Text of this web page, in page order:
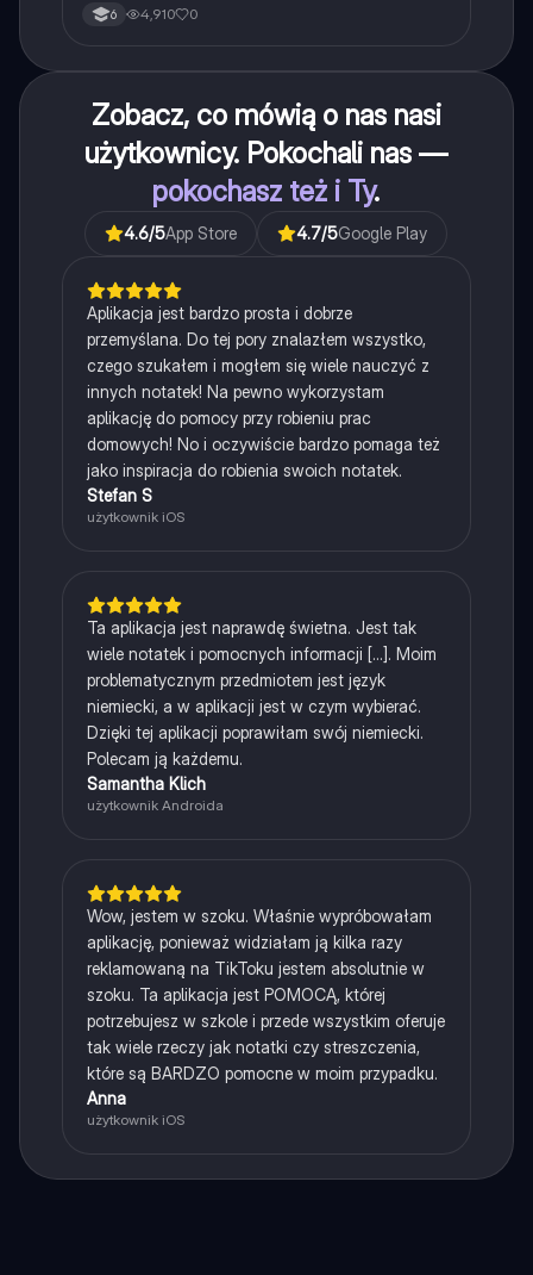
6 4,910 0
Zobacz, co mówią o nas nasi
użytkownicy. Pokochali nas —
pokochasz też i Ty.
4.6/5App Store 4.7/5Google Play
Aplikacja jest bardzo prosta i dobrze
przemyślana. Do tej pory znalazłem wszystko,
czego szukałem i mogłem się wiele nauczyć z
innych notatek! Na pewno wykorzystam
aplikację do pomocy przy robieniu prac
domowych! No i oczywiście bardzo pomaga też
jako inspiracja do robienia swoich notatek.
Stefan S
użytkownik iOS
Ta aplikacja jest naprawdę świetna. Jest tak
wiele notatek i pomocnych informacji [...]. Moim
problematycznym przedmiotem jest język
niemiecki, a w aplikacji jest w czym wybierać.
Dzięki tej aplikacji poprawiłam swój niemiecki.
Polecam ją każdemu.
Samantha Klich
użytkownik Androida
Wow, jestem w szoku. Właśnie wypróbowałam
aplikację, ponieważ widziałam ją kilka razy
reklamowaną na TikToku jestem absolutnie w
szoku. Ta aplikacja jest POMOCĄ, której
potrzebujesz w szkole i przede wszystkim oferuje
tak wiele rzeczy jak notatki czy streszczenia,
które są BARDZO pomocne w moim przypadku.
Anna
użytkownik iOS